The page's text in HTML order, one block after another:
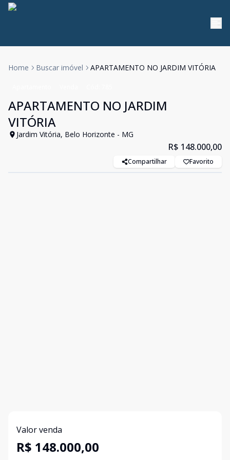
Home Buscar imóvel APARTAMENTO NO JARDIM VITÓRIA
APARTAMENTO NO JARDIM
VITÓRIA
Jardim Vitória, Belo Horizonte - MG
R$ 148.000,00
Compartilhar Favorito
Valor venda
R$ 148.000,00